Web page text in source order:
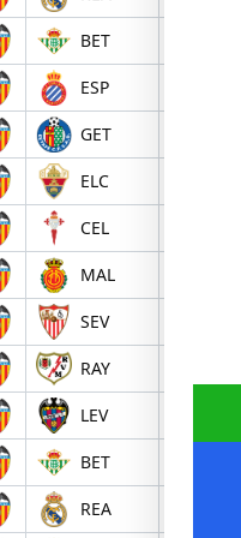
BET
ESP
GET
ELC
CEL
MAL
SEV
RAY
LEV
BET
REA